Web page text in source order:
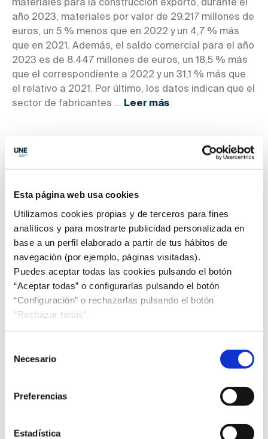
Esta página web usa cookies
Utilizamos cookies propias y de terceros para fines
analíticos y para mostrarte publicidad personalizada en
base a un perfil elaborado a partir de tus hábitos de
navegación (por ejemplo, páginas visitadas).
Puedes aceptar todas las cookies pulsando el botón
“Aceptar todas” o configurarlas pulsando el botón
“Configuración” o rechazarlas pulsando el botón
“Rechazar todas”.
Necesario
Preferencias
Estadística
materiales para la construcción exportó, durante el
año 2023, materiales por valor de 29.217 millones de
euros, un 5 % menos que en 2022 y un 4,7 % más
que en 2021. Además, el saldo comercial para el año
2023 es de 8.447 millones de euros, un 18,5 % más
que el correspondiente a 2022 y un 31,1 % más que
el relativo a 2021. Por último, los datos indican que el
sector de fabricantes ... Leer más
Países Bajos y China
Empresas de la industria de alimentación y bebidas
españolas participaron durante el mes de mayo en
diferentes actividades de promoción exterior de la
mano de la Federación Española de Industrias de
Alimentación y Bebidas (FIAB). El objetivo fue
fortalecer sus relaciones comerciales y crear nuevas
oportunidades de negocio en el exterior. Así, cerca
de 200 compañías estuvieron presentes en ferias
internacionales referentes de mercados
China. FIAB organizó junto con el Ministerio de
agruparon la oferta del sector español en las ferias
Leer más